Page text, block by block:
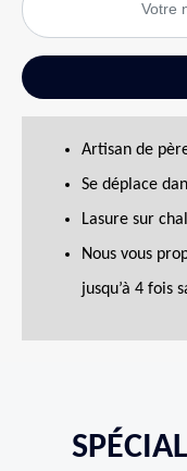
Artisan de
Se déplace
Lasure sur
Nous vous
jusqu’à 4 fois